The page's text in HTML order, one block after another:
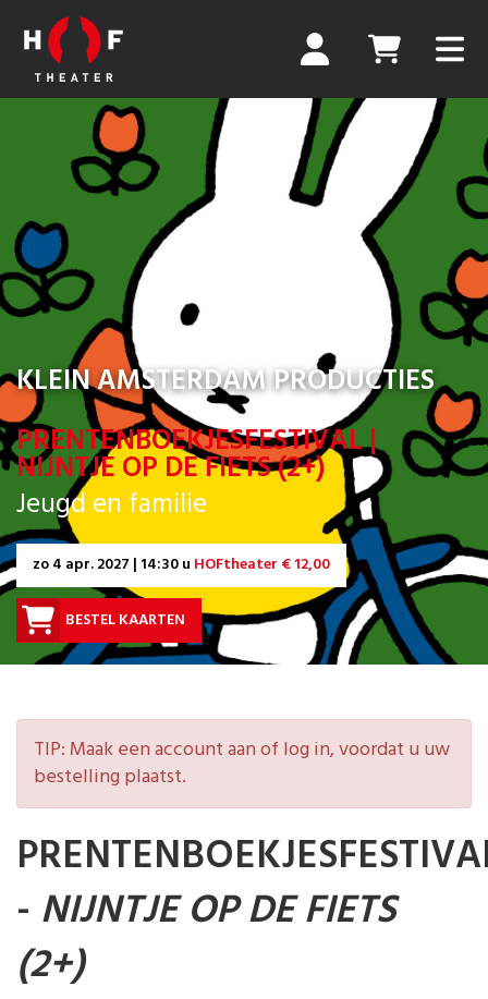
KLEIN AMSTERDAM PRODUCTIES
PRENTENBOEKJESFESTIVAL |
NIJNTJE OP DE FIETS (2+)
Jeugd en familie
zo4 apr. 2027 | 14:30 u HOFtheater € 12,00
BESTEL KAARTEN
TIP: Maak een account aan of log in, voordat u uw
bestelling plaatst.
- NIJNTJE OP DE FIETS
(2+)